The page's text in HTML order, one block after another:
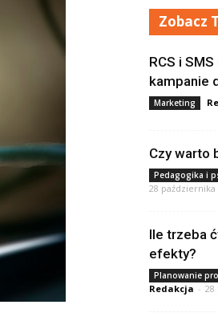
Zobacz
RCS i
kampanie
Marketing
Czy warto
Pedagogika i
28 października
Ile trzeba
efekty?
Planowanie
Redakcja - 28